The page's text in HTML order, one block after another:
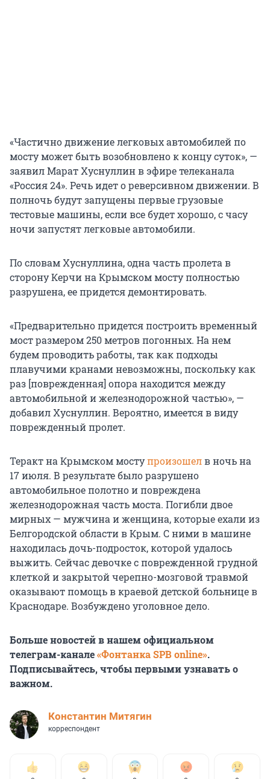
«Частично движение легковых автомобилей по
мосту может быть возобновлено к концу суток», —
заявил Марат Хуснуллин в эфире телеканала
«Россия 24». Речь идет о реверсивном движении. В
полночь будут запущены первые грузовые
тестовые машины, если все будет хорошо, с часу
ночи запустят легковые автомобили.
По словам Хуснуллина, одна часть пролета в
сторону Керчи на Крымском мосту полностью
разрушена, ее придется демонтировать.
«Предварительно придется построить временный
мост размером 250 метров погонных. На нем
будем проводить работы, так как подходы
плавучими кранами невозможны, поскольку как
раз [поврежденная] опора находится между
автомобильной и железнодорожной частью», —
добавил Хуснуллин. Вероятно, имеется в виду
поврежденный пролет.
Теракт на Крымском моступроизошелв ночь на
17 июля. В результате было разрушено
автомобильное полотно и повреждена
железнодорожная часть моста. Погибли двое
мирных — мужчина и женщина, которые ехали из
Белгородской области в Крым. С ними в машине
находилась дочь-подросток, которой удалось
выжить. Сейчас девочке с поврежденной грудной
клеткой и закрытой черепно-мозговой травмой
оказывают помощь в краевой детской больнице в
Краснодаре. Возбуждено уголовное дело.
Больше новостей в нашем официальном
телеграм-канале«Фонтанка SPB online».
Подписывайтесь, чтобы первыми узнавать о
важном.
Константин Митягин
корреспондент